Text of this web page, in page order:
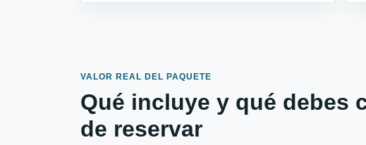
VALOR REAL DEL PAQUETE
Qué incluye y qué debes
de reservar